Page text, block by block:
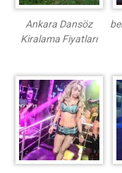
Ankara Dansöz
Kiralama Fiyatları